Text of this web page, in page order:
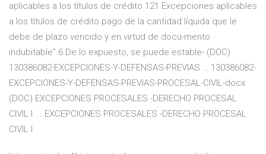
aplicables a los títulos de crédito 121 Excepciones aplicables
a los títulos de crédito pago de la cantidad líquida que le
debe de plazo vencido y en virtud de docu-mento
indubitable”.6 De lo expuesto, se puede estable- (DOC)
130386082-EXCEPCIONES-Y-DEFENSAS-PREVIAS … 130386082-
EXCEPCIONES-Y-DEFENSAS-PREVIAS-PROCESAL-CIVIL-docx
(DOC) EXCEPCIONES PROCESALES -DERECHO PROCESAL
CIVIL I ... EXCEPCIONES PROCESALES -DERECHO PROCESAL
CIVIL I